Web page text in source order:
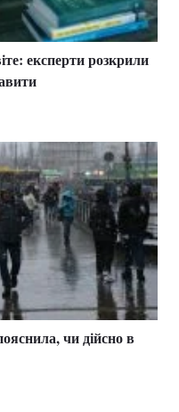
експерти розкрили
чи дійсно в